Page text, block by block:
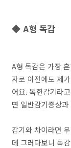
◆ A형 독감
A형 독감은 가장
자로 이전에도 제
어요. 독한감기라
면 일반감기증상
감기와 차이라면
데 그러다보니 독